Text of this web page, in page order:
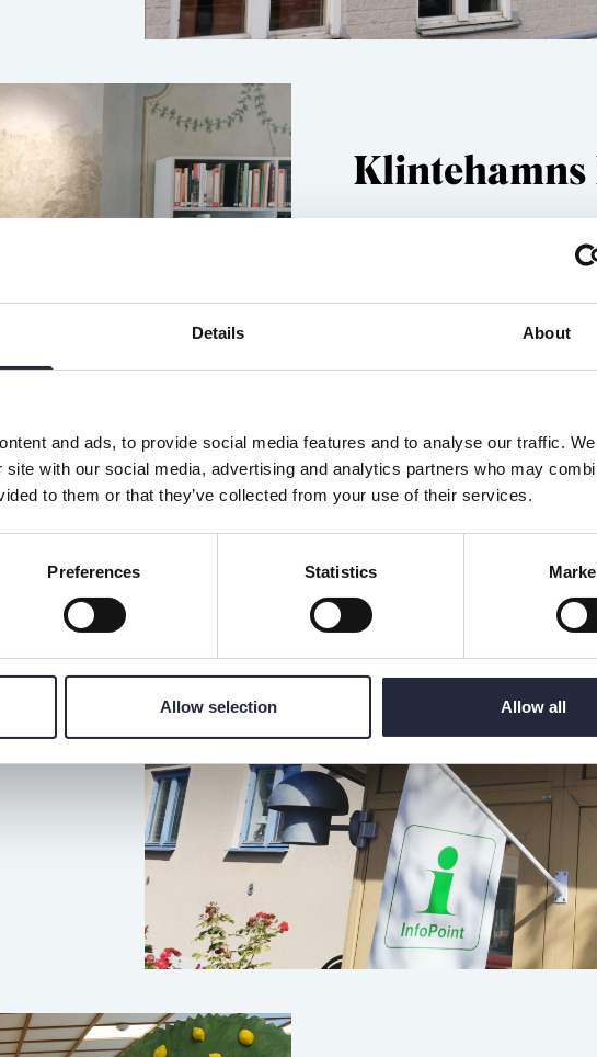
Details About
and ads, to provide social media features and to analyse our traffic.
site with our social media, advertising and analytics partners who may
to them or that they’ve collected from your use of their services.
Preferences Statistics
Allow selection Allow all
Biblioteket ligger på Norra
Gotland. Huset i sig är värt